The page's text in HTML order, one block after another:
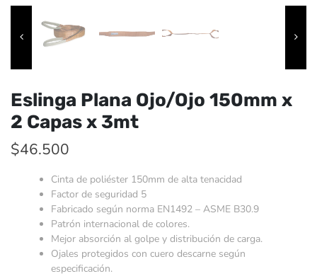
Eslinga Plana Ojo/Ojo 150mm x
2 Capas x 3mt
$46.500
Cinta de poliéster 150mm de alta tenacidad
Factor de seguridad 5
Fabricado según norma EN1492 – ASME B30.9
Patrón internacional de colores.
Mejor absorción al golpe y distribución de carga.
Ojales protegidos con cuero descarne según
especificación.